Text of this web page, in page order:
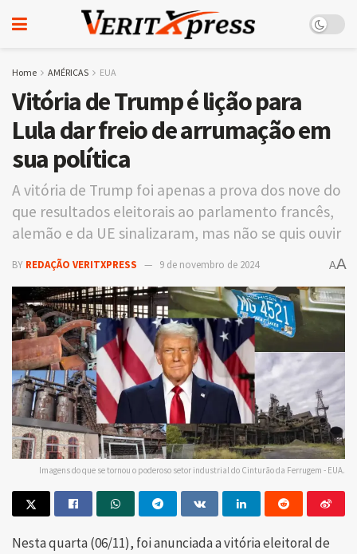
Home AMÉRICAS EUA
Vitória de Trump é lição para
Lula dar freio de arrumação em
sua política
A vitória de Trump foi apenas a prova dos nove do
que resultados eleitorais ao parlamento francês,
alemão e da UE sinalizaram, mas não se quis ouvir
BY REDAÇÃO VERITXPRESS 9 de novembro de 2024 AA
Imagens do que se tornou o poderoso setor industrial do Cinturão da Ferrugem - EUA.
Nesta quarta (06/11), foi anunciada a vitória eleitoral de